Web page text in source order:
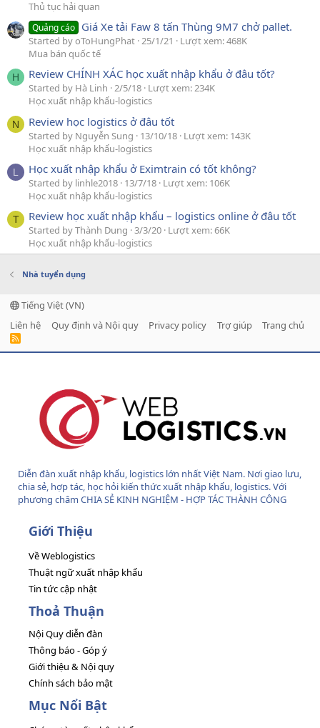
Thủ tục hải quan
Quảng cáo Giá Xe tải Faw 8 tấn Thùng 9M7 chở pallet.
Started by oToHungPhat 25/1/21
Lượt xem: 468K
Mua bán quốc tế
H Review CHÍNH XÁC học xuất nhập khẩu ở đâu tốt?
Started by Hà Linh 2/5/18 Lượt xem: 234K
Học xuất nhập khẩu-logistics
N Review học logistics ở đâu tốt
Started by Nguyễn Sung 13/10/18 Lượt xem: 143K
Học xuất nhập khẩu-logistics
L Học xuất nhập khẩu ở Eximtrain có tốt không?
Started by linhle2018 13/7/18 Lượt xem: 106K
Học xuất nhập khẩu-logistics
T Review học xuất nhập khẩu – logistics online ở đâu tốt
Started by Thành Dung 3/3/20 Lượt xem: 66K
Học xuất nhập khẩu-logistics
Nhà tuyển dụng
Tiếng Việt (VN)
Liên hệ
Quy định và Nội quy Privacy policy Trợ giúp Trang chủ
R
Diễn đàn xuất nhập khẩu, logistics lớn nhất Việt Nam. Nơi giao lưu,
chia sẻ, hợp tác, học hỏi kiến thức xuất nhập khẩu, logistics. Với
phương châm CHIA SẺ KINH NGHIỆM - HỢP TÁC THÀNH CÔNG
Giới Thiệu
Về Weblogistics
Thuật ngữ xuất nhập khẩu
Tin tức cập nhật
Thoả Thuận
Nội Quy diễn đàn
Thông báo - Góp ý
Giới thiệu & Nội quy
Chính sách bảo mật
Mục Nổi Bật